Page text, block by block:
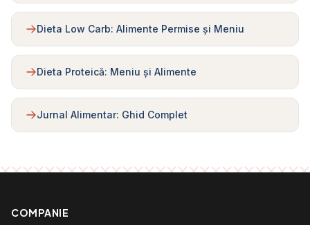
Dieta Low Carb: Alimente Permise și Meniu
Dieta Proteică: Meniu și Alimente
Jurnal Alimentar: Ghid Complet
COMPANIE